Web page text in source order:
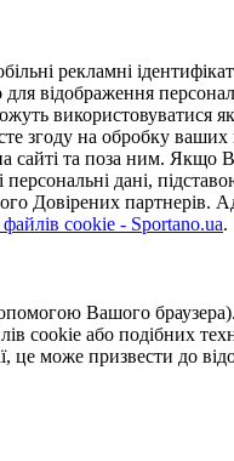
рекламні
відображення
використовуватися
згоду на обробку
сайті та поза ним. Якщо
дані,
Довірених
cookie - Sportano.ua.
Вашого
cookie або подібних
це може призвести до